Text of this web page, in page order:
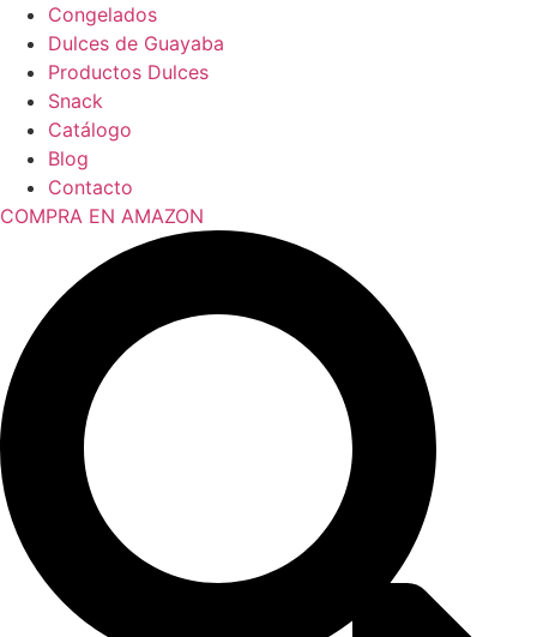
Congelados
Dulces de Guayaba
Productos Dulces
Snack
Catálogo
Blog
Contacto
COMPRA EN AMAZON